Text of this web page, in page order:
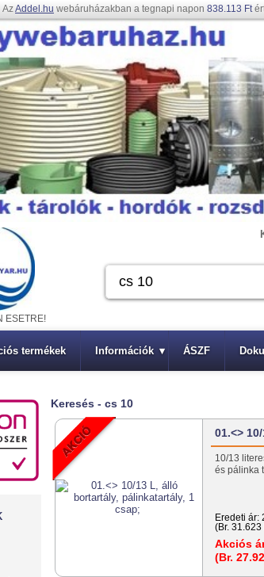
AzAddel.hu webáruházakban a tegnapi napon 838.113 Ft
ESETRE!
termékek Információk ▾ ÁSZF
Keresés - cs 10
01.<>
10/13
és pálinka
Eredeti ár:
(Br. 31.623
Akciós
(Br.